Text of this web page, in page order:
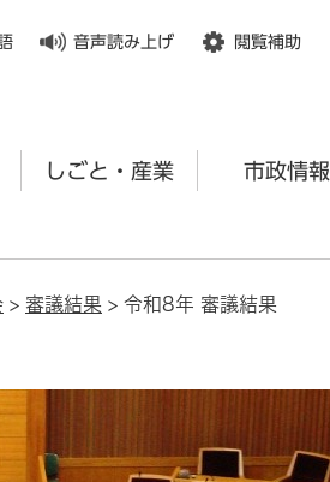
音声読み上げ 閲覧補助
しごと・産業 市政情報
> 審議結果 > 令和8年 審議結果